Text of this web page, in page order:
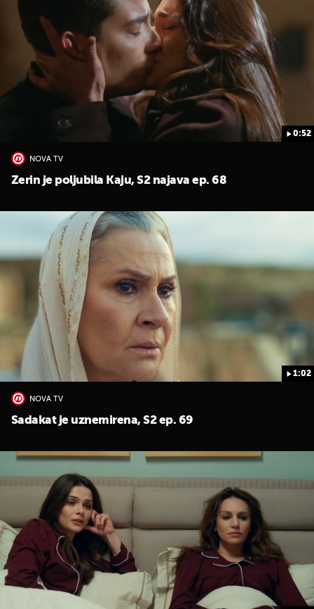
0:52
NOVA TV
Zerin je poljubila Kaju, S2 najava ep. 68
1:02
NOVA TV
Sadakat je uznemirena, S2 ep. 69